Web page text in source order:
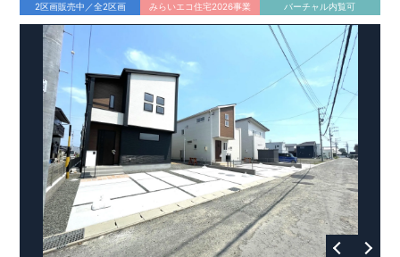
2区画販売中／全2区画 みらいエコ住宅2026事業 バーチャル内覧可